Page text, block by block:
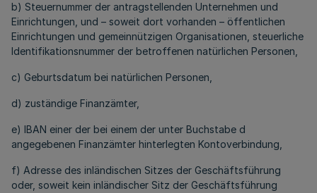
b) Steuernummer der antragstellenden Unternehmen und
Einrichtungen, und – soweit dort vorhanden – öffentlichen
Einrichtungen und gemeinnützigen Organisationen, steuerliche
Identifikationsnummer der betroffenen natürlichen Personen,
c) Geburtsdatum bei natürlichen Personen,
d) zuständige Finanzämter,
e) IBAN einer der bei einem der unter Buchstabe d
angegebenen Finanzämter hinterlegten Kontoverbindung,
f) Adresse des inländischen Sitzes der Geschäftsführung
oder, soweit kein inländischer Sitz der Geschäftsführung